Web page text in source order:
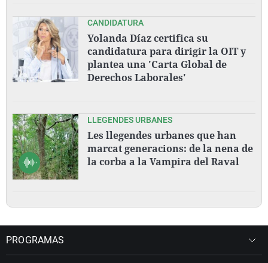
CANDIDATURA
Yolanda Díaz certifica su
candidatura para dirigir la OIT y
plantea una 'Carta Global de
Derechos Laborales'
LLEGENDES URBANES
Les llegendes urbanes que han
marcat generacions: de la nena de
la corba a la Vampira del Raval
PROGRAMAS